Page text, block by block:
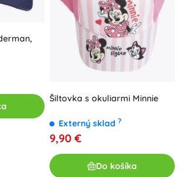
odolná a štýlová ochrana hlavy.
Šiltovka s okuliarmi Minnie
Externý sklad ?
9,90 €
Do košíka